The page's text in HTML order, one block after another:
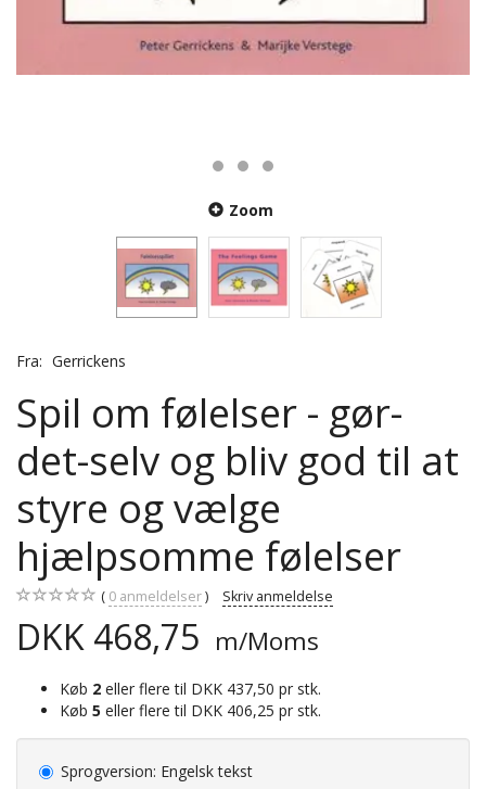
Zoom
Fra: Gerrickens
Spil om følelser - gør-
det-selv og bliv god til at
styre og vælge
hjælpsomme følelser
0 anmeldelser Skriv anmeldelse
DKK 468,75 m/Moms
Køb 2 eller flere til DKK 437,50 pr stk.
Køb 5 eller flere til DKK 406,25 pr stk.
Sprogversion: Engelsk tekst